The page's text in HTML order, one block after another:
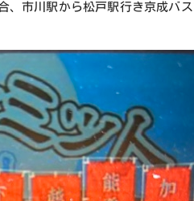
市川駅から松戸駅行き京成バス